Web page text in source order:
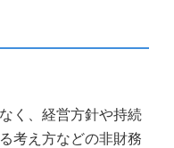
く、経営方針や持続
考え方などの非財務